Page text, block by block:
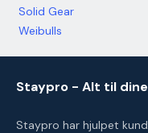
Solid Gear
Weibulls
Staypro - Alt til
Staypro har hjulpet